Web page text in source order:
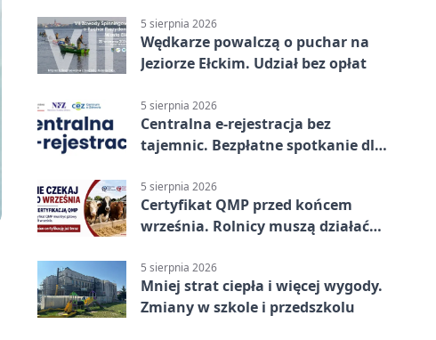
5 sierpnia 2026
Wędkarze powalczą o puchar na
Jeziorze Ełckim. Udział bez opłat
5 sierpnia 2026
Centralna e-rejestracja bez
tajemnic. Bezpłatne spotkanie dla
5 sierpnia 2026
Certyfikat QMP przed końcem
września. Rolnicy muszą działać
5 sierpnia 2026
Mniej strat ciepła i więcej wygody.
Zmiany w szkole i przedszkolu